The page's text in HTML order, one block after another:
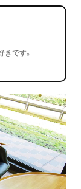
です。